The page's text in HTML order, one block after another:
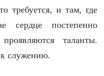
требуется, и там, где
сердце постепенно
таланты.
к служению.